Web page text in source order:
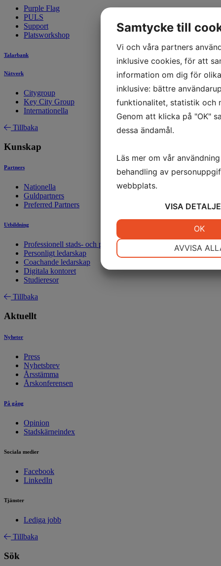
Purple Flag
PULS
Support
Platsworkshop
Talarbank
Nätverk
Citygroup
Key City Group
Internationella
Tillbaka
Kunskap
Partners
Nationella
Guldpartners
Preferred Partners
Utbildning
Professionell stads- och platsutveckling
Personligt ledarskap
Coachande ledarskap
Digitala kontoret
Studieresor
Tillbaka
Aktuellt
Nyheter
Press
Nyhetsbrev
Årsstämma
Årskonferensen
På gång
Opinion
Stadskärneindex
Sociala medier
Facebook
LinkedIn
Tjänster
Lediga jobb
Tillbaka
Sök
Samtycke till
Vi och våra partners
inklusive cookies, för att
information om dig för
inklusive: bättre
funktionalitet, statistik och
Genom att klicka på "OK"
dessa ändamål.
Läs mer om vår
behandling av
webbplats.
VISA
AVVISA
OK